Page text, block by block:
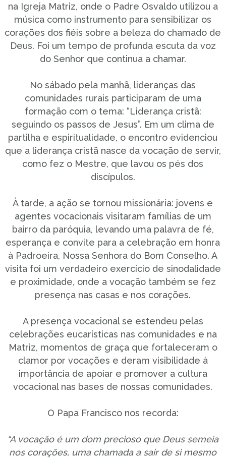
na Igreja Matriz, onde o Padre Osvaldo utilizou a
música como instrumento para sensibilizar os
corações dos fiéis sobre a beleza do chamado de
Deus. Foi um tempo de profunda escuta da voz
do Senhor que continua a chamar.
No sábado pela manhã, lideranças das
comunidades rurais participaram de uma
formação com o tema: “Liderança cristã:
seguindo os passos de Jesus”. Em um clima de
partilha e espiritualidade, o encontro evidenciou
que a liderança cristã nasce da vocação de servir,
como fez o Mestre, que lavou os pés dos
discípulos.
À tarde, a ação se tornou missionária: jovens e
agentes vocacionais visitaram famílias de um
bairro da paróquia, levando uma palavra de fé,
esperança e convite para a celebração em honra
à Padroeira, Nossa Senhora do Bom Conselho. A
visita foi um verdadeiro exercício de sinodalidade
e proximidade, onde a vocação também se fez
presença nas casas e nos corações.
A presença vocacional se estendeu pelas
celebrações eucarísticas nas comunidades e na
Matriz, momentos de graça que fortaleceram o
clamor por vocações e deram visibilidade à
importância de apoiar e promover a cultura
vocacional nas bases de nossas comunidades.
O Papa Francisco nos recorda:
“A vocação é um dom precioso que Deus semeia
nos corações, uma chamada a sair de si mesmo